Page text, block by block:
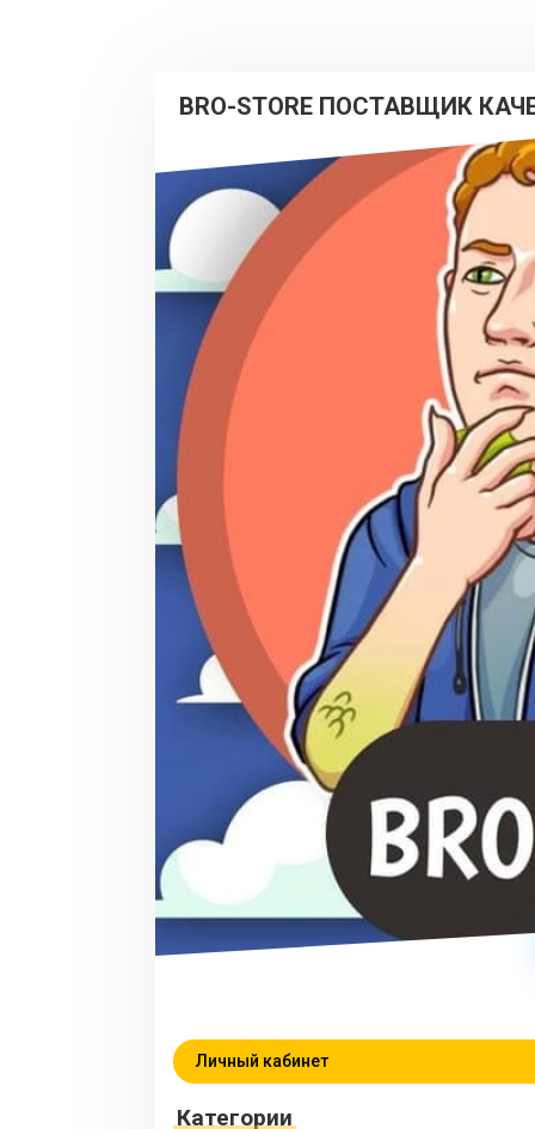
BRO-STORE ПОСТАВЩИК
Личный кабинет
Категории